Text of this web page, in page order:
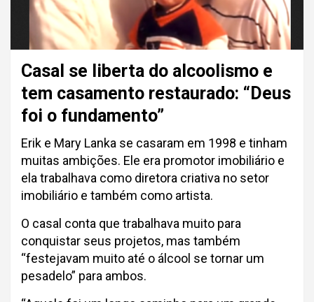
Casal se liberta do alcoolismo e
tem casamento restaurado: “Deus
foi o fundamento”
Erik e Mary Lanka se casaram em 1998 e tinham
muitas ambições. Ele era promotor imobiliário e
ela trabalhava como diretora criativa no setor
imobiliário e também como artista.
O casal conta que trabalhava muito para
conquistar seus projetos, mas também
“festejavam muito até o álcool se tornar um
pesadelo” para ambos.